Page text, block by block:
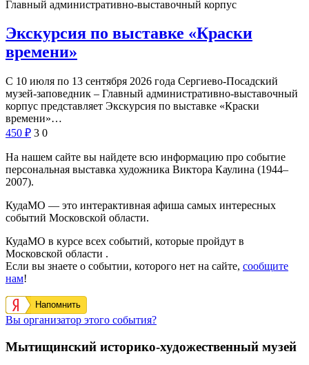
Главный административно-выставочный корпус
Экскурсия по выставке «Краски
времени»
С 10 июля по 13 сентября 2026 года Сергиево-Посадский
музей-заповедник – Главный административно-выставочный
корпус представляет Экскурсия по выставке «Краски
времени»…
450 ₽ 3 0
На нашем сайте вы найдете всю информацию про событие
персональная выставка художника Виктора Каулина (1944–
2007).
КудаМО — это интерактивная афиша самых интересных
событий Московской области.
КудаМО в курсе всех событий, которые пройдут в
Московской области .
Если вы знаете о событии, которого нет на сайте, сообщите
нам!
Напомнить
Вы организатор этого события?
Мытищинский историко-художественный музей